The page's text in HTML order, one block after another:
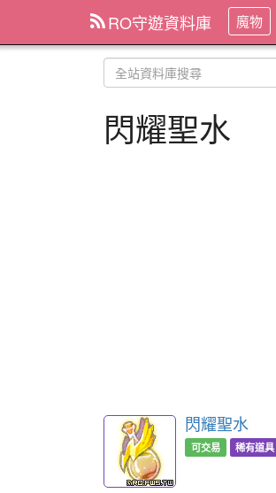
RO守遊資料庫 魔物
閃耀聖水
閃耀聖水
可交易 稀有道具